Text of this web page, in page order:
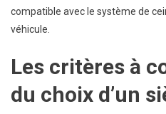
compatible avec le système de
véhicule.
Les critères à
du choix d’un